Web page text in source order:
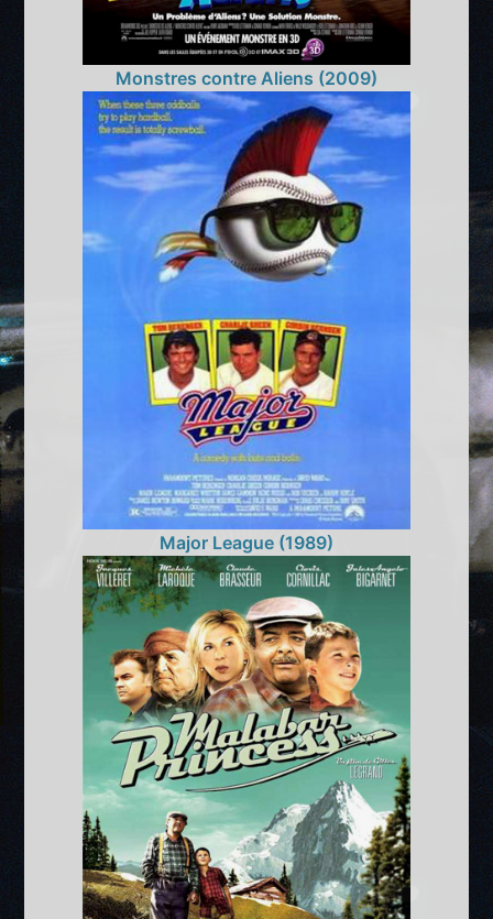
Monstres contre Aliens (2009)
Major League (1989)